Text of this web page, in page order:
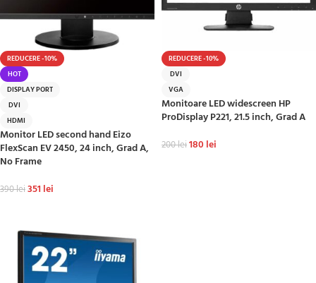
REDUCERE -10%
HOT
DISPLAY PORT
DVI
HDMI
Monitor LED second hand Eizo
FlexScan EV 2450, 24 inch, Grad A,
No Frame
390lei351 lei
REDUCERE -10%
DVI
VGA
Monitoare LED widescreen HP
ProDisplay P221, 21.5 inch, Grad A
200lei180 lei